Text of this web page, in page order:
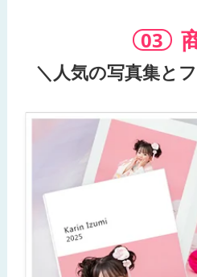
＼人気の写真集と